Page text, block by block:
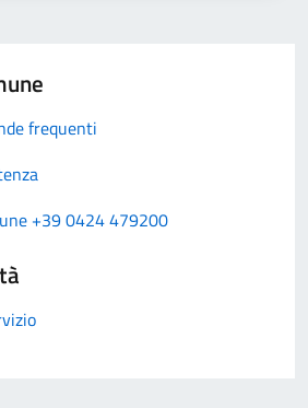
frequenti
+39 0424 479200